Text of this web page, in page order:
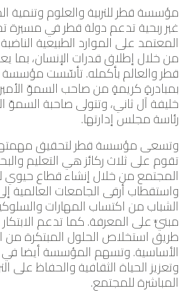
مؤسسة قطر للتربية والعلوم
غير ربحية تدعم دولة قطر في مسيرة
المعتمد على الموارد الطبيعية
من خلال إطلاق قدرات الإنسان، بما
بمبادرةٍ كريمةٍ من صاحب السموّ
خليفة آل ثاني، وتتولى صاحبة السموّ
رئاسة مجلس إدارتها.
وتسعى مؤسسة قطر لتحقيق مهمتها
تقوم على ثلاث ركائز هي التعليم
المجتمع من خلال إنشاء قطاع حيوي
واستقطاب أرقى الجامعات العالمية
الشباب من اكتساب المهارات
مبنيٍّ على المعرفة. كما تدعم
طريق استخلاص الحلول المبتكرة من
الأساسية. وتسهم المؤسسة أيضا
وتعزيز الحياة الثقافية والحفاظ على
المباشرة للمجتمع.